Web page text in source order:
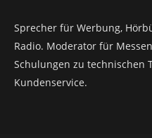
Sprecher für Werbung,
Radio. Moderator für
Schulungen zu technischen
Kundenservice.